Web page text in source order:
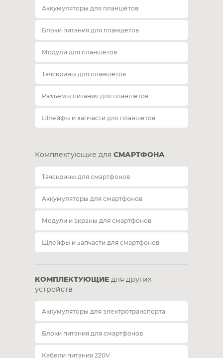
Аккумуляторы для планшетов
Блоки питания для планшетов
Модули для планшетов
Тачскрины для планшетов
Разъемы питания для планшетов
Шлейфы и запчасти для планшетов
Комплектующие для СМАРТФОНА
Тачскрины для смартфонов
Аккумуляторы для смартфонов
Модули и экраны для смартфонов
Шлейфы и запчасти для смартфонов
КОМПЛЕКТУЮЩИЕ для других
устройств
Аккумуляторы для электротранспорта
Блоки питания для смартфонов
Кабели питания 220V